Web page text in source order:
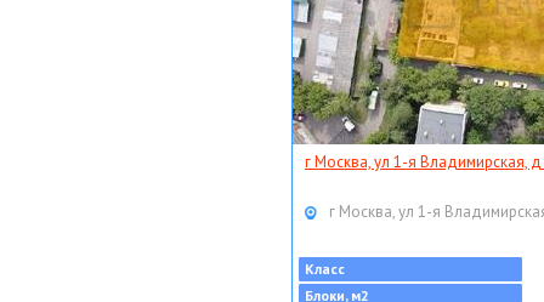
г Москва, ул 1-я Владимирская, д
г Москва, ул 1-я
Класс
Блоки, м2